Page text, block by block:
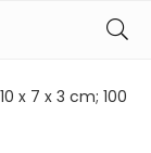
10 x 7 x 3 cm; 100